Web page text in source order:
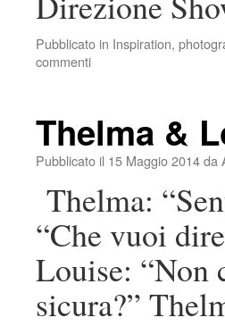
Pubblicato in Inspiration,
commenti
Thelma &
Pubblicato il 15 Maggio 2014da
Thelma:
“Che vuoi
Louise: “Non
sicura?”